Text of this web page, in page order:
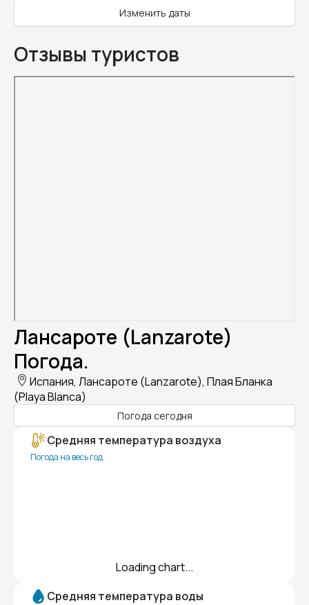
Изменить даты
Отзывы туристов
Лансароте (Lanzarote)
Погода.
Испания, Лансароте (Lanzarote), Плая Бланка
(Playa Blanca)
Погода сегодня
Средняя температура воздуха
Погода на весь год
Loading chart...
Средняя температура воды